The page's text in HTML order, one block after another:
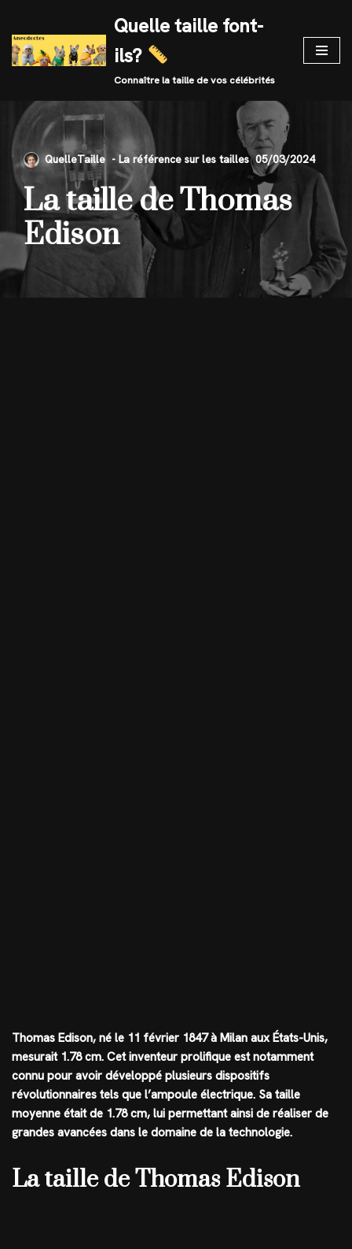
Skip
to
Quelle taille font-
ils?
Connaître la taille de vos célébrités
QuelleTaille 05/03/2024
La taille de Thomas
Edison
Thomas Edison, né le 11 février 1847 à Milan aux États-Unis,
mesurait 1.78 cm. Cet inventeur prolifique est notamment
connu pour avoir développé plusieurs dispositifs
révolutionnaires tels que l’ampoule électrique. Sa taille
moyenne était de 1.78 cm, lui permettant ainsi de réaliser de
grandes avancées dans le domaine de la technologie.
La taille de Thomas Edison